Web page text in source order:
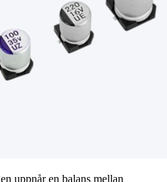
uppnår en balans mellan